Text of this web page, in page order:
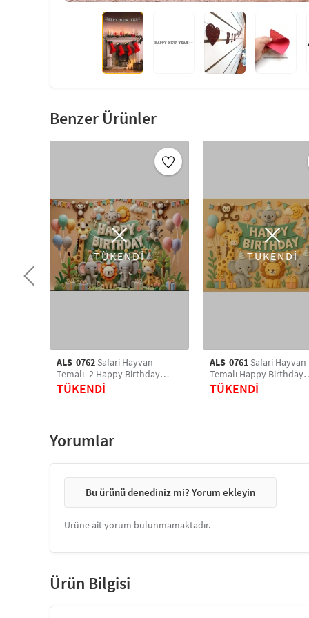
Benzer Ürünler
TÜKENDİ
ALS-0762 Safari Hayvan
Temalı -2 Happy Birthday
Doğum Günü Poster Pano -
Çocuk Parti Süsü Fotoğraf
TÜKENDİ
TÜKENDİ
ALS-0761 Safari Hayvan
Temalı Happy Birthday
Doğum Günü Poster
Çocuk Parti Süsü Fotoğraf
TÜKENDİ
Yorumlar
Bu ürünü denediniz mi? Yorum ekleyin
Ürüne ait yorum bulunmamaktadır.
Ürün Bilgisi